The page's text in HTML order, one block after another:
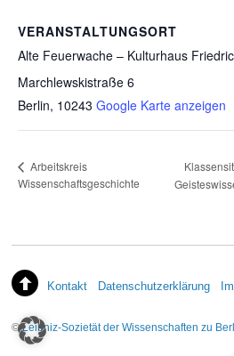
VERANSTALTUNGSORT
Alte Feuerwache – Kulturhaus
Marchlewskistraße 6
Berlin, 10243 Google Karte anzeigen
Arbeitskreis
Wissenschaftsgeschichte
Kontakt Datenschutzerklärung
©Leibniz-Sozietät der Wissenschaften zu